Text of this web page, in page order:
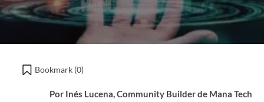
Bookmark (0)
Por Inés Lucena, Community Builder de Mana Tech